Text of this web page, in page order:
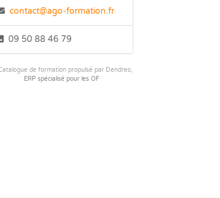
contact@ago-formation.fr
09 50 88 46 79
de formation propulsé par Dendreo,
ERP spécialisé pour les OF